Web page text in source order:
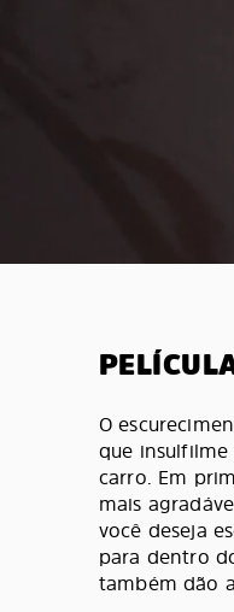
O
que insulfilme
carro. Em
mais
você deseja
para dentro
também dão